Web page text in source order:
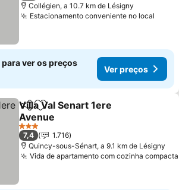
Collégien, a 10.7 km de Lésigny
Estacionamento conveniente no local
ver os preços
Ver preços
PartilharAdicionar aos favoritos
Villa Val Senart 1ere
Avenue
Ver preços
3 Estrelas
7,4
1.716
Quincy-sous-Sénart, a 9.1 km de Lésigny
Vida de apartamento com cozinha compacta